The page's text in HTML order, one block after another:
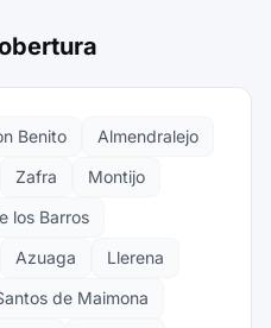
Benito
Almendralejo
Zafra
Montijo
los Barros
Azuaga
Llerena
de Maimona